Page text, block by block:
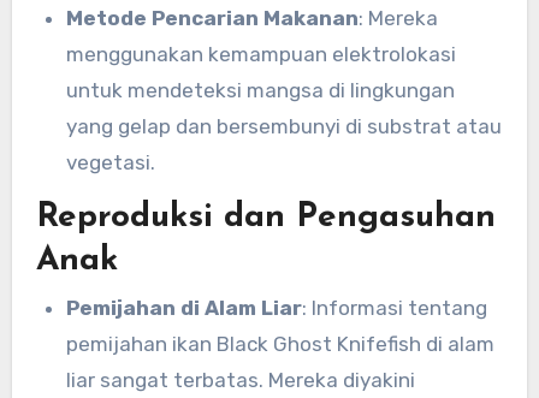
Metode Pencarian Makanan: Mereka
menggunakan kemampuan elektrolokasi
untuk mendeteksi mangsa di lingkungan
yang gelap dan bersembunyi di substrat atau
vegetasi.
Reproduksi dan Pengasuhan
Anak
Pemijahan di Alam Liar: Informasi tentang
pemijahan ikan Black Ghost Knifefish di alam
liar sangat terbatas. Mereka diyakini